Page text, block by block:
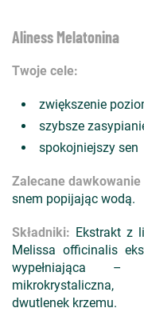
Aliness Melatonina
Twoje cele:
zwiększenie
szybsze
spokojniejszy sen
Zalecane
snem popijając wodą.
Składniki: Ekstrakt z
Melissa officinalis
wypełniająca –
mikrokrystaliczna,
dwutlenek krzemu.